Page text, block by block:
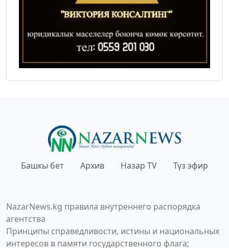
Башкы бет Архив Назар TV Түз эфир
NazarNews.kg правила внутреннего распорядка
агентства
Принципы справедливости, истины и национальных
интересов в памяти государственного флага;